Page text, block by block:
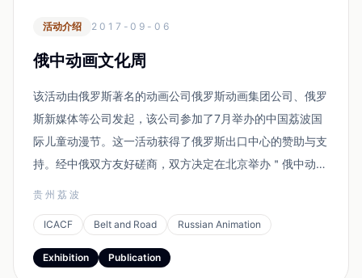
活动介绍 2017-09-06
俄中动画文化周
该活动由俄罗斯著名的动画公司俄罗斯动画集团公司、俄罗
斯新媒体等公司发起，该公司参加了7月举办的中国荔波国
际儿童动漫节。这一活动获得了俄罗斯出口中心的赞助与支
持。经中俄双方友好磋商，双方决定在北京举办＂俄中动画
专家指出，这是迄今为止，中俄动画最大规模的交流活...
贵州荔波
ICACF Belt and Road Russian Animation
Exhibition Publication